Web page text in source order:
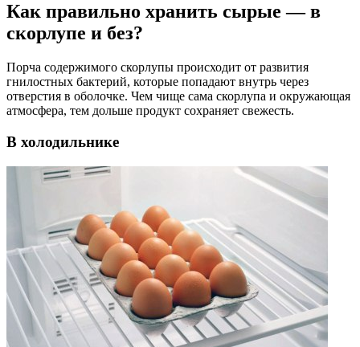
Как правильно хранить сырые — в
скорлупе и без?
Порча содержимого скорлупы происходит от развития
гнилостных бактерий, которые попадают внутрь через
отверстия в оболочке. Чем чище сама скорлупа и окружающая
атмосфера, тем дольше продукт сохраняет свежесть.
В холодильнике